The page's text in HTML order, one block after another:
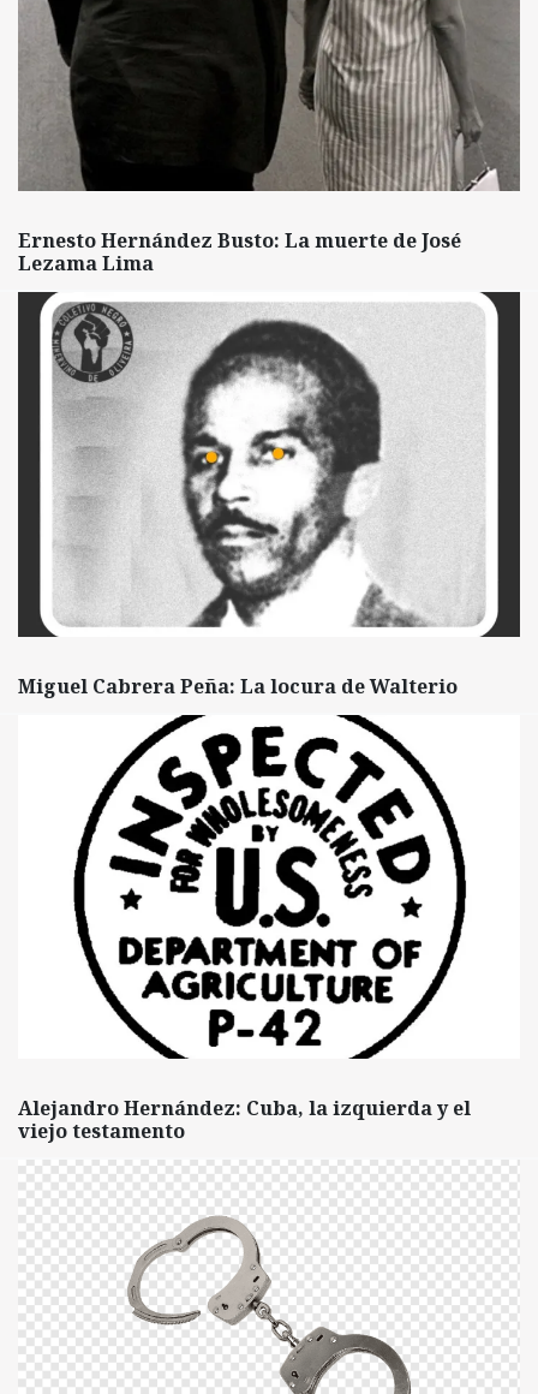
Ernesto Hernández Busto: La muerte de José
Lezama Lima
Miguel Cabrera Peña: La locura de Walterio
Alejandro Hernández: Cuba, la izquierda y el
viejo testamento